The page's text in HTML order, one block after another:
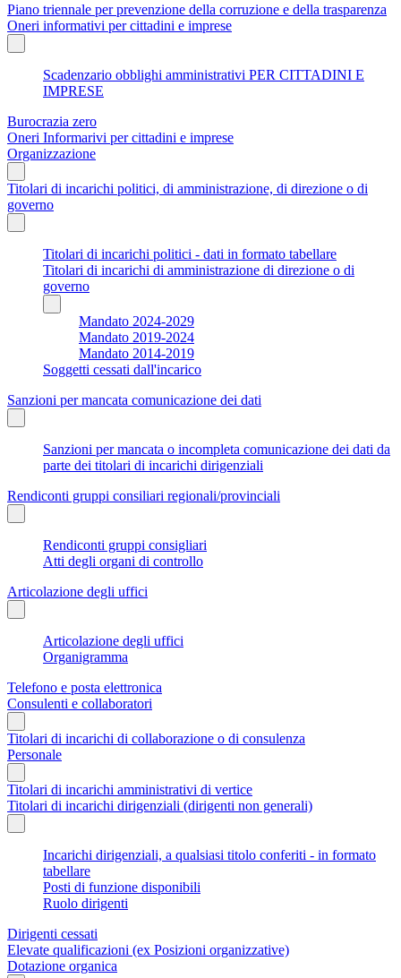
Piano triennale per prevenzione della corruzione e della trasparenza
Oneri informativi per cittadini e imprese
Scadenzario obblighi amministrativi PER CITTADINI E
IMPRESE
Burocrazia zero
Oneri Informarivi per cittadini e imprese
Organizzazione
Titolari di incarichi politici, di amministrazione, di direzione o di
governo
Titolari di incarichi politici - dati in formato tabellare
Titolari di incarichi di amministrazione di direzione o di
governo
Mandato 2024-2029
Mandato 2019-2024
Mandato 2014-2019
Soggetti cessati dall'incarico
Sanzioni per mancata comunicazione dei dati
Sanzioni per mancata o incompleta comunicazione dei dati da
parte dei titolari di incarichi dirigenziali
Rendiconti gruppi consiliari regionali/provinciali
Rendiconti gruppi consigliari
Atti degli organi di controllo
Articolazione degli uffici
Articolazione degli uffici
Organigramma
Telefono e posta elettronica
Consulenti e collaboratori
Titolari di incarichi di collaborazione o di consulenza
Personale
Titolari di incarichi amministrativi di vertice
Titolari di incarichi dirigenziali (dirigenti non generali)
Incarichi dirigenziali, a qualsiasi titolo conferiti - in formato
tabellare
Posti di funzione disponibili
Ruolo dirigenti
Dirigenti cessati
Elevate qualificazioni (ex Posizioni organizzative)
Dotazione organica